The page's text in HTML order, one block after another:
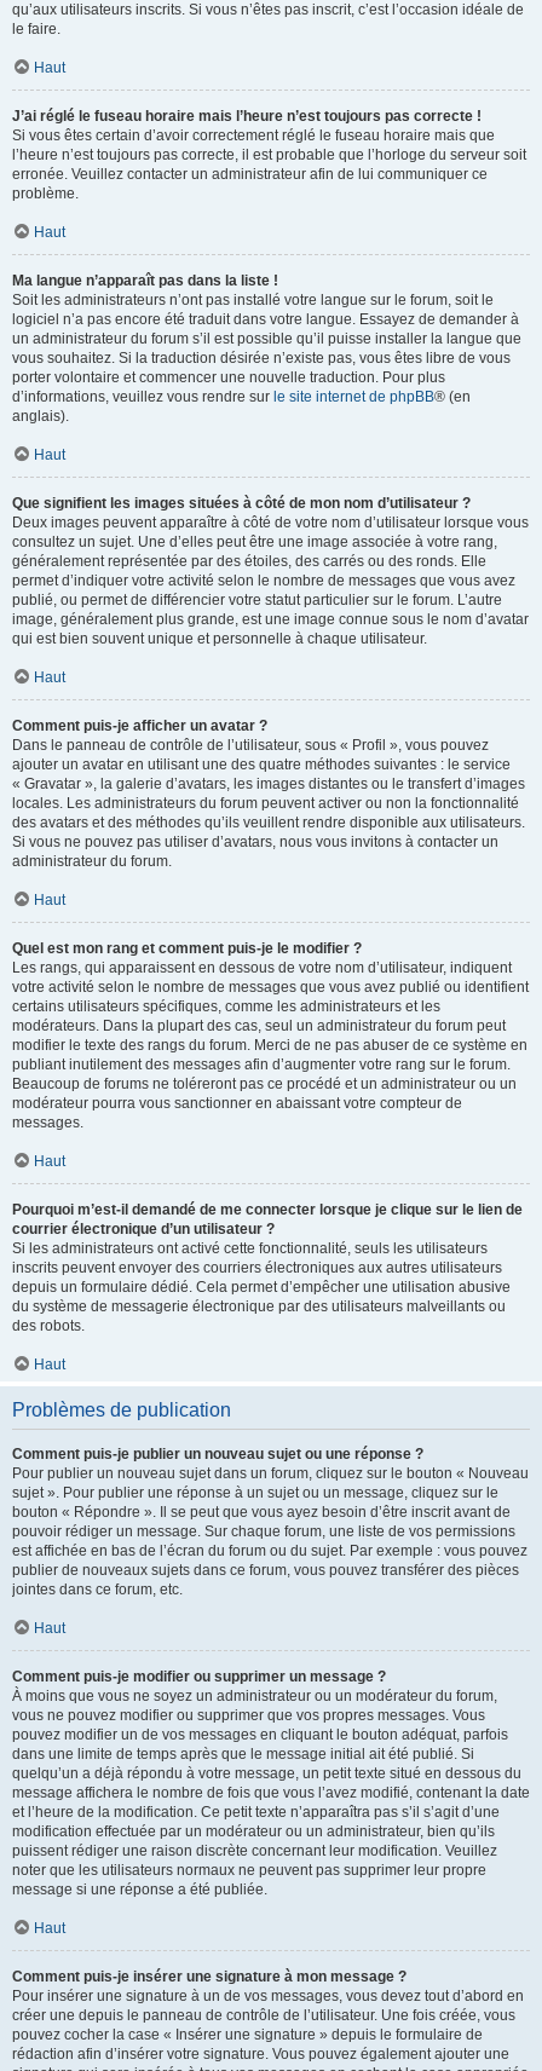
qu’aux utilisateurs inscrits. Si vous n’êtes pas inscrit, c’est l’occasion idéale de
le faire.
Haut
J’ai réglé le fuseau horaire mais l’heure n’est toujours pas correcte !
Si vous êtes certain d’avoir correctement réglé le fuseau horaire mais que
l’heure n’est toujours pas correcte, il est probable que l’horloge du serveur soit
erronée. Veuillez contacter un administrateur afin de lui communiquer ce
problème.
Haut
Ma langue n’apparaît pas dans la liste !
Soit les administrateurs n’ont pas installé votre langue sur le forum, soit le
logiciel n’a pas encore été traduit dans votre langue. Essayez de demander à
un administrateur du forum s’il est possible qu’il puisse installer la langue que
vous souhaitez. Si la traduction désirée n’existe pas, vous êtes libre de vous
porter volontaire et commencer une nouvelle traduction. Pour plus
d’informations, veuillez vous rendre sur le site internet de phpBB® (en
anglais).
Haut
Que signifient les images situées à côté de mon nom d’utilisateur ?
Deux images peuvent apparaître à côté de votre nom d’utilisateur lorsque vous
consultez un sujet. Une d’elles peut être une image associée à votre rang,
généralement représentée par des étoiles, des carrés ou des ronds. Elle
permet d’indiquer votre activité selon le nombre de messages que vous avez
publié, ou permet de différencier votre statut particulier sur le forum. L’autre
image, généralement plus grande, est une image connue sous le nom d’avatar
qui est bien souvent unique et personnelle à chaque utilisateur.
Haut
Comment puis-je afficher un avatar ?
Dans le panneau de contrôle de l’utilisateur, sous « Profil », vous pouvez
ajouter un avatar en utilisant une des quatre méthodes suivantes : le service
« Gravatar », la galerie d’avatars, les images distantes ou le transfert d’images
locales. Les administrateurs du forum peuvent activer ou non la fonctionnalité
des avatars et des méthodes qu’ils veuillent rendre disponible aux utilisateurs.
Si vous ne pouvez pas utiliser d’avatars, nous vous invitons à contacter un
administrateur du forum.
Haut
Quel est mon rang et comment puis-je le modifier ?
Les rangs, qui apparaissent en dessous de votre nom d’utilisateur, indiquent
votre activité selon le nombre de messages que vous avez publié ou identifient
certains utilisateurs spécifiques, comme les administrateurs et les
modérateurs. Dans la plupart des cas, seul un administrateur du forum peut
modifier le texte des rangs du forum. Merci de ne pas abuser de ce système en
publiant inutilement des messages afin d’augmenter votre rang sur le forum.
Beaucoup de forums ne toléreront pas ce procédé et un administrateur ou un
modérateur pourra vous sanctionner en abaissant votre compteur de
messages.
Haut
Pourquoi m’est-il demandé de me connecter lorsque je clique sur le lien de
courrier électronique d’un utilisateur ?
Si les administrateurs ont activé cette fonctionnalité, seuls les utilisateurs
inscrits peuvent envoyer des courriers électroniques aux autres utilisateurs
depuis un formulaire dédié. Cela permet d’empêcher une utilisation abusive
du système de messagerie électronique par des utilisateurs malveillants ou
des robots.
Haut
Problèmes de publication
Comment puis-je publier un nouveau sujet ou une réponse ?
Pour publier un nouveau sujet dans un forum, cliquez sur le bouton « Nouveau
sujet ». Pour publier une réponse à un sujet ou un message, cliquez sur le
bouton « Répondre ». Il se peut que vous ayez besoin d’être inscrit avant de
pouvoir rédiger un message. Sur chaque forum, une liste de vos permissions
est affichée en bas de l’écran du forum ou du sujet. Par exemple : vous pouvez
publier de nouveaux sujets dans ce forum, vous pouvez transférer des pièces
jointes dans ce forum, etc.
Haut
Comment puis-je modifier ou supprimer un message ?
À moins que vous ne soyez un administrateur ou un modérateur du forum,
vous ne pouvez modifier ou supprimer que vos propres messages. Vous
pouvez modifier un de vos messages en cliquant le bouton adéquat, parfois
dans une limite de temps après que le message initial ait été publié. Si
quelqu’un a déjà répondu à votre message, un petit texte situé en dessous du
message affichera le nombre de fois que vous l’avez modifié, contenant la date
et l’heure de la modification. Ce petit texte n’apparaîtra pas s’il s’agit d’une
modification effectuée par un modérateur ou un administrateur, bien qu’ils
puissent rédiger une raison discrète concernant leur modification. Veuillez
noter que les utilisateurs normaux ne peuvent pas supprimer leur propre
message si une réponse a été publiée.
Haut
Comment puis-je insérer une signature à mon message ?
Pour insérer une signature à un de vos messages, vous devez tout d’abord en
créer une depuis le panneau de contrôle de l’utilisateur. Une fois créée, vous
pouvez cocher la case « Insérer une signature » depuis le formulaire de
rédaction afin d’insérer votre signature. Vous pouvez également ajouter une